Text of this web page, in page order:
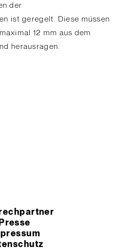
der
ist geregelt. Diese müssen
12 mm aus dem
herausragen.
Presse